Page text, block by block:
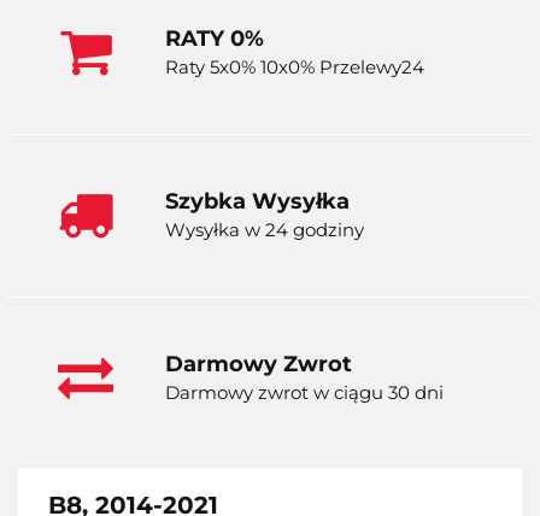
RATY 0%
Raty 5x0% 10x0% Przelewy24
Szybka Wysyłka
Wysyłka w 24 godziny
Darmowy Zwrot
Darmowy zwrot w ciągu 30 dni
B8, 2014-2021